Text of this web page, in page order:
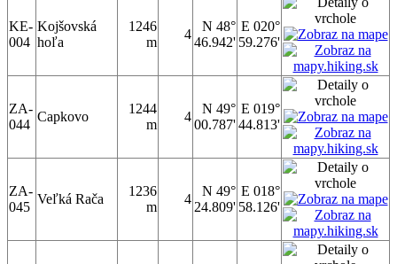
KE-
004
Kojšovská
hoľa
1246
m
4
N 48°
46.942'
E 020°
59.276'
ZA-
044
Capkovo
1244
m
4
N 49°
00.787'
E 019°
44.813'
ZA-
045
Veľká Rača
1236
m
4
N 49°
24.809'
E 018°
58.126'